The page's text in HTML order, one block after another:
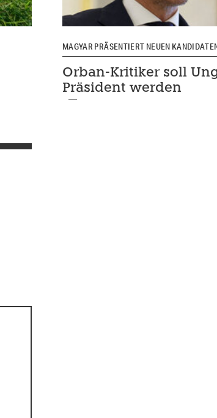
MAGYAR PRÄSENTIERT NEUEN
Orban-Kritiker soll
Präsident werden